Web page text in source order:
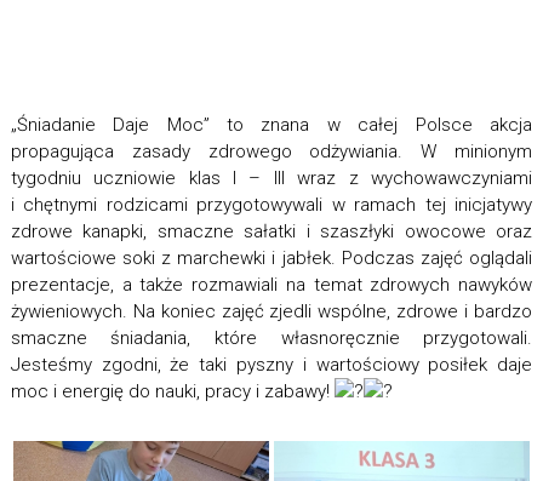
„Śniadanie Daje Moc” to znana w całej Polsce akcja
propagująca zasady zdrowego odżywiania. W minionym
tygodniu uczniowie klas I – III wraz z wychowawczyniami
i chętnymi rodzicami przygotowywali w ramach tej inicjatywy
zdrowe kanapki, smaczne sałatki i szaszłyki owocowe oraz
wartościowe soki z marchewki i jabłek. Podczas zajęć oglądali
prezentacje, a także rozmawiali na temat zdrowych nawyków
żywieniowych. Na koniec zajęć zjedli wspólne, zdrowe i bardzo
smaczne śniadania, które własnoręcznie przygotowali.
Jesteśmy zgodni, że taki pyszny i wartościowy posiłek daje
moc i energię do nauki, pracy i zabawy!